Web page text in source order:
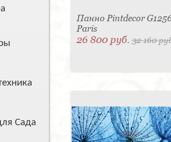
Сада
Панно Pintdecor
Paris
26 800 руб.32 160